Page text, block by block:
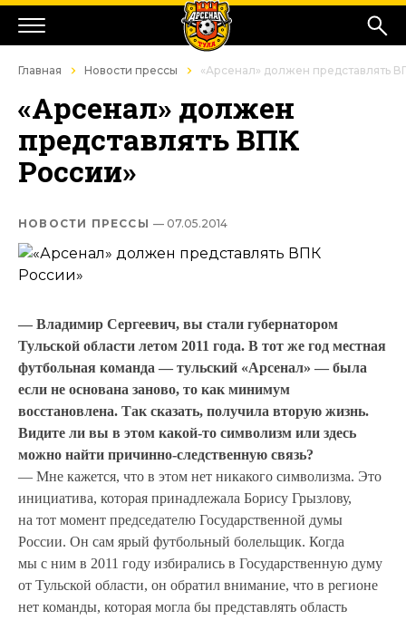
Главная Новости прессы «Арсенал» должен представлять
«Арсенал» должен
представлять ВПК
России»
НОВОСТИ ПРЕССЫ — 07.05.2014
— Владимир Сергеевич, вы стали губернатором
Тульской области летом 2011 года. В тот же год местная
футбольная команда — тульский «Арсенал» — была
если не основана заново, то как минимум
восстановлена. Так сказать, получила вторую жизнь.
Видите ли вы в этом какой-то символизм или здесь
можно найти причинно-следственную связь?
— Мне кажется, что в этом нет никакого символизма. Это
инициатива, которая принадлежала Борису Грызлову,
на тот момент председателю Государственной думы
России. Он сам ярый футбольный болельщик. Когда
мы с ним в 2011 году избирались в Государственную думу
от Тульской области, он обратил внимание, что в регионе
нет команды, которая могла бы представлять область